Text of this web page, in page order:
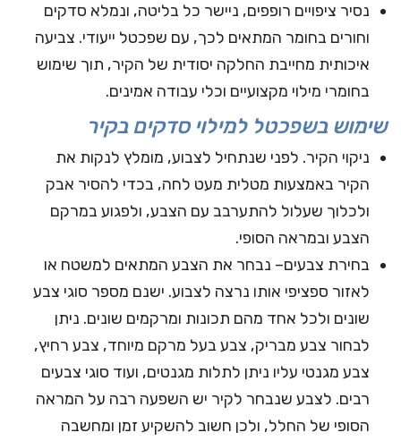
נסיר ציפויים רופפים, ניישר כל בליטה, ונמלא סדקים
וחורים בחומר המתאים לכך, עם שפכטל ייעודי. צביעה
איכותית מחייבת החלקה יסודית של הקיר, תוך שימוש
בחומרי מילוי מקצועיים וכלי עבודה אמינים.
שימוש בשפכטל למילוי סדקים בקיר
ניקוי הקיר. לפני שנתחיל לצבוע, מומלץ לנקות את
הקיר באמצעות מטלית מעט לחה, בכדי להסיר אבק
ולכלוך שעלול להתערבב עם הצבע, ולפגוע במרקם
הצבע ובמראה הסופי.
בחירת צבעים– נבחר את הצבע המתאים למשטח או
לאזור ספציפי אותו נרצה לצבוע. ישנם מספר סוגי צבע
שונים ולכל אחד מהם תכונות ומרקמים שונים. ניתן
לבחור צבע מבריק, צבע בעל מרקם מיוחד, צבע רחיץ,
צבע מגנטי עליו ניתן לתלות מגנטים, ועוד סוגי צבעים
רבים. לצבע שנבחר לקיר יש השפעה רבה על המראה
הסופי של החלל, ולכן חשוב להשקיע זמן ומחשבה